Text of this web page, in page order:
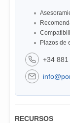
Plazos de
+34
RECURSOS